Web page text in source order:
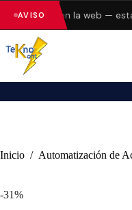
AVISO
errores en la web —
Inicio / Automatización de
-31%